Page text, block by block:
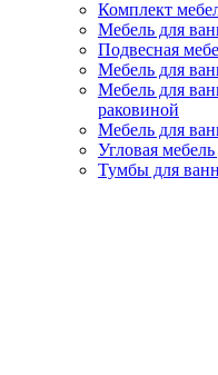
Комплект
Мебель для
Подвесная
Мебель для
Мебель для
раковиной
Мебель для
Угловая
Тумбы для